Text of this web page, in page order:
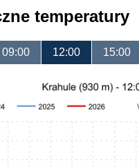
temperatury
09:00 12:00 15:00